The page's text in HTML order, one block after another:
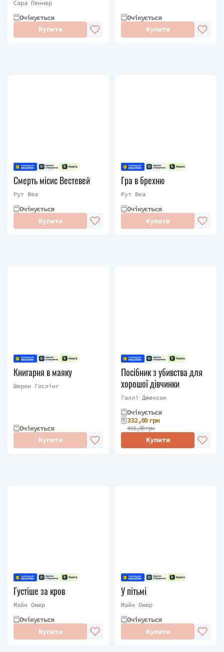
Сара Пеннер
Очікується
Купити
Очікується
Купити
Смерть місис Вестевей
Рут Веа
Очікується
Купити
Гра в брехню
Рут Веа
Очікується
Купити
Книгарня в маяку
Шерон Гослінг
Очікується
Купити
Посібник з убивства для
хорошої дівчинки
Голлі Джексон
Очікується
332,00 грн
415,00 грн
Купити
Густіше за кров
Майк Омер
Очікується
Купити
У пітьмі
Майк Омер
Очікується
Купити